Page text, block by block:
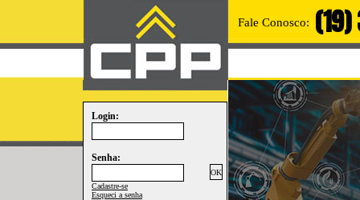
Fale Conosco:
Login:
Senha:
Cadastre-se
Esqueci a senha